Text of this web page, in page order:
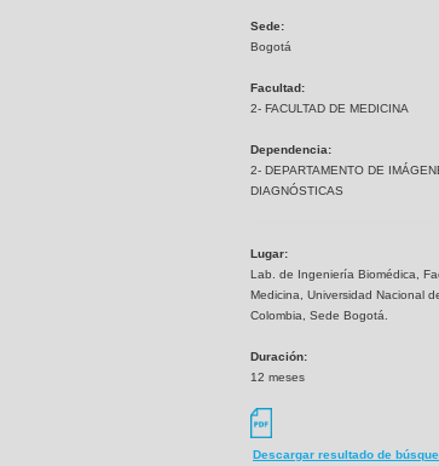
Sede:
Bogotá
Facultad:
2- FACULTAD DE MEDICINA
Dependencia:
2- DEPARTAMENTO DE
DIAGNÓSTICAS
Lugar:
Lab. de Ingeniería Biomédica,
Medicina, Universidad Nacional
Colombia, Sede Bogotá.
Duración:
12 meses
Descargar resultado de